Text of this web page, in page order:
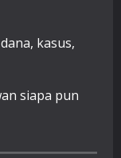
kasus,
siapa pun